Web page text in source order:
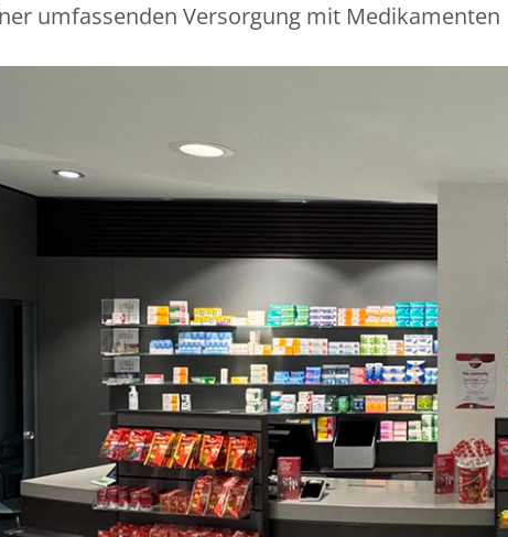
umfassenden Versorgung mit Medikamenten